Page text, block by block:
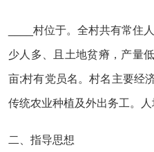
____村位于。全村共有常住
少人多、且土地贫瘠，产量
亩;村有党员名。村名主要经
传统农业种植及外出务工。人
二、指导思想